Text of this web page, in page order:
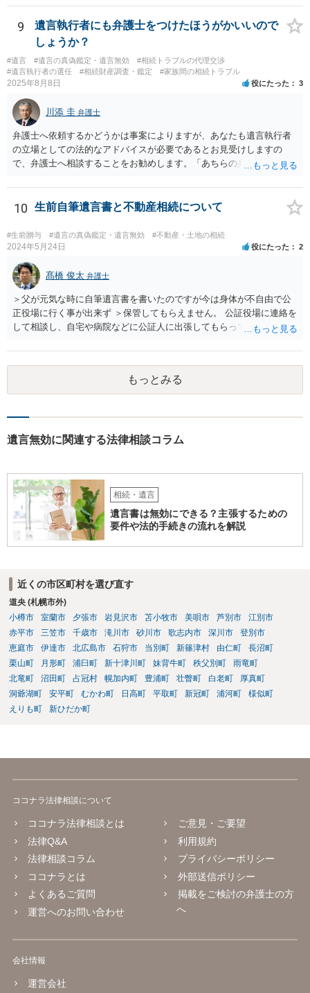
記の義務化に関する説明と混同されている可能性があります。相続登
記については、不動産を相続で取得したことを知った日から３年以内
に申請する義務があります。一方、遺留分侵害額請求は、相続開始お
よび遺留分を侵害する贈与・遺贈があったことを知った時から１年で
時効にかかります。また、相続開始から１０年が経過すると、認識の
有無にかかわらず行使できなくなります。 奥様がご両親の死亡を最近
効がいつから進むかは慎重に検討する必要があります。ただし、死亡
から３年が経過しているとのことですので、早急に戸籍、遺言の有
無、不動産登記、遺産分割協議書の有無を確認した方がよいでしょ
う。特に、お姉様側だけで不動産名義を変更している場合、遺言があ
ったのか、遺産分割協議書が作成されているのか、奥様の署名押印が
以前に、法定相続分や遺産分割未了の問題として整理すべき場合もあ
ります。 奥様において戸籍謄本、不動産登記簿、固定資産評価証明
書、遺言書の有無等を確認し、弁護士に個別に相談した方がよいと思
われます。
9
遺言執行者にも弁護士をつけたほうがかいいので
しょうか？
#遺言 #遺言の真偽鑑定・遺言無効
#相続トラブルの代理交渉
#遺言執行者の選任
#相続財産調査・鑑定 #家族間の相続トラブル
2025年8月8日 役にたった 3
川添 圭 弁護士
弁護士へ依頼するかどうかは事案によりますが、あなたも遺言執行者
の立場としての法的なアドバイスが必要であるとお見受けしますの
で、弁護士へ相談することをお勧めします。「あちらの弁護士」（元
誘導しかしてこないと思います。
10 生前自筆遺言書と不動産相続について
#生前贈与 #遺言の真偽鑑定・遺言無効 #不動産・土地の相続
2024年5月24日 役にたった 2
髙橋 俊太 弁護士
＞父が元気な時に自筆遺言書を書いたのですが今は身体が不自由で公
正役場に行く事が出来ず ＞保管してもらえません。 公証役場に連絡を
して相談し、自宅や病院などに公証人に出張してもらって公正証書を
うことも可能です。 ＞不動産名義を父から母に名義変更しておいた方
がいいのではと考えていますがどう思いますか？ 詳細が不明であり何
とも言えないのですが、遺言内容との関わりもあると思いますので、
弁護士に事情等を説明して個別に相談した方がよいように思います。
もっとみる
遺言無効に関連する法律相談コラム
相続・遺言
遺言書は無効にできる？主張するための
要件や法的手続きの流れを解説
近くの市区町村を選び直す
道央 (札幌市外)
小樽市
室蘭市 夕張市 岩見沢市 苫小牧市 美唄市 芦別市
江別市
赤平市
三笠市 千歳市 滝川市 砂川市 歌志内市 深川市
登別市
恵庭市
伊達市 北広島市 石狩市 当別町 新篠津村 由仁町
長沼町
栗山町
月形町 浦臼町 新十津川町 妹背牛町 秩父別町
雨竜町
北竜町
沼田町 占冠村 幌加内町 豊浦町 壮瞥町 白老町
厚真町
洞爺湖町
安平町 むかわ町 日高町 平取町 新冠町 浦河町
様似町
えりも町
新ひだか町
ココナラ法律相談について
ココナラ法律相談とは
法律Q&A
法律相談コラム
ココナラとは
よくあるご質問
運営へのお問い合わせ
ご意見・ご要望
利用規約
プライバシーポリシー
外部送信ポリシー
掲載をご検討の弁護士の方
へ
会社情報
運営会社